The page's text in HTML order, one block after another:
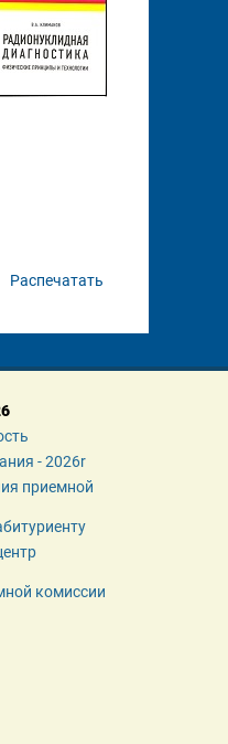
Распечатать
- 2026r
приемной
комиссии